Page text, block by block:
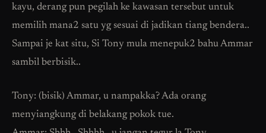
kayu, derang pun pegilah ke kawasan tersebut untuk
memilih mana2 satu yg sesuai di jadikan tiang bendera..
Sampai je kat situ, Si Tony mula menepuk2 bahu Ammar
sambil berbisik..
Tony: (bisik) Ammar, u nampakka? Ada orang
menyiangkung di belakang pokok tue.